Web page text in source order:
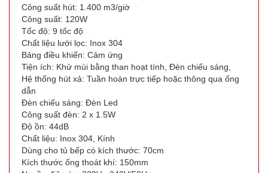
Công suất hút: 1.400 m3/giờ
Công suất: 120W
Tốc độ: 9 tốc độ
Chất liệu lưới lọc: Inox 304
Bảng điều khiển: Cảm ứng
Tiện ích: Khử mùi bằng than hoạt tính, Đèn chiếu sáng,
Hệ thống hút xả: Tuần hoàn trực tiếp hoặc thông qua ống
dẫn
Đèn chiếu sáng: Đèn Led
Công suất đèn: 2 x 1.5W
Độ ồn: 44dB
Chất liệu: Inox 304, Kính
Dùng cho tủ bếp có kích thước: 70cm
Kích thước ống thoát khí: 150mm